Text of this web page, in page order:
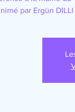
par Ergün